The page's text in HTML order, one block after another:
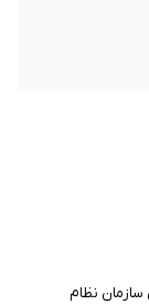
نظام